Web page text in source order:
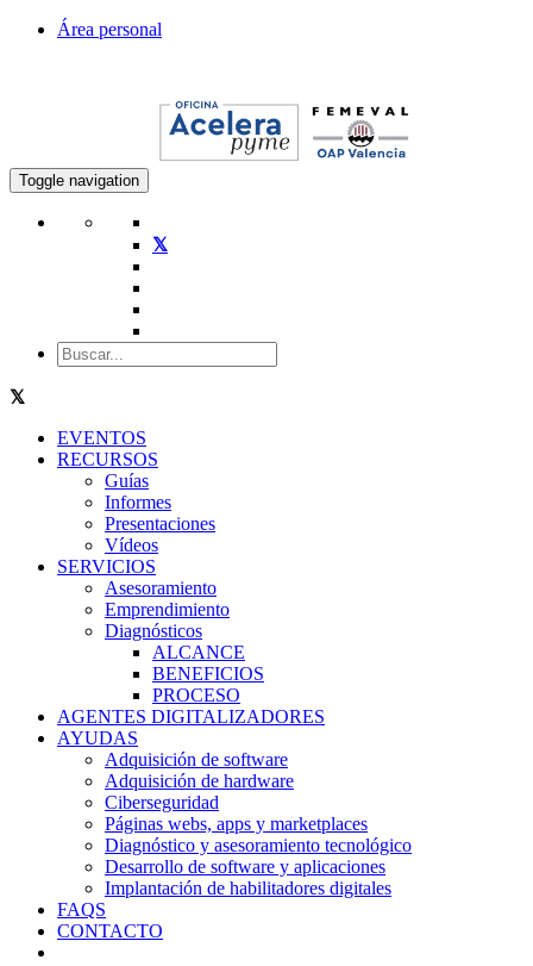
Área personal
Toggle navigation
EVENTOS
RECURSOS
Guías
Informes
Presentaciones
Vídeos
SERVICIOS
Asesoramiento
Emprendimiento
Diagnósticos
ALCANCE
BENEFICIOS
PROCESO
AGENTES DIGITALIZADORES
AYUDAS
Adquisición de software
Adquisición de hardware
Ciberseguridad
Páginas webs, apps y marketplaces
Diagnóstico y asesoramiento tecnológico
Desarrollo de software y aplicaciones
Implantación de habilitadores digitales
FAQS
CONTACTO